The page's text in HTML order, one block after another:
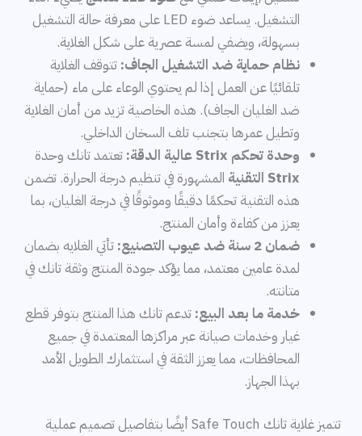
التشغيل. يساعد ضوء LED على معرفة حالة التشغيل
بسهولة، ويضفي لمسة عصرية على شكل الغلاية.
نظام حماية ضد التشغيل الجاف: تتوقف الغلاية
تلقائيًا عن العمل إذا لم يحتوي الوعاء على ماء (حماية
ضد الغليان الجاف). هذه الخاصية تزيد من أمان الغلاية
وتطيل عمرها بتجنب تلف السخان الداخلي.
وحدة تحكم Strix عالية الدقة:
تعتمد تانك وحدة
Strix التقنية
المشهورة في تنظيم درجة الحرارة. تضمن
هذه التقنية تحكمًا دقيقًا وموثوقًا في درجة الغليان، بما
يعزز من كفاءة وأمان المنتج.
ضمان 2 سنة ضد عيوب التصنيع:
تأتي الغلايه بضمان
لمدة عامين معتمد، مما يؤكد جودة المنتج وثقة تانك في
متانته.
خدمة ما بعد البيع: تدعم تانك هذا المنتج بتوفر قطع
غيار وخدمات صيانة عبر مراكزها المعتمدة في جميع
المحافظات، مما يعزز الثقة في استثمارك الطويل الأمد
بهذا الجهاز.
تتميز غلاية تانك Safe Touch أيضًا بتفاصيل تصميم عملية